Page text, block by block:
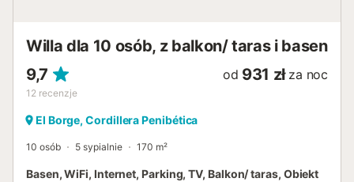
Willa dla 10 osób, z balkon/ taras i basen
9,7
12 recenzje
od 931 zł za noc
El Borge, Cordillera Penibética
10 osób 5 sypialnie 170 m²
Basen, WiFi, Internet, Parking, TV, Balkon/ taras, Obiekt